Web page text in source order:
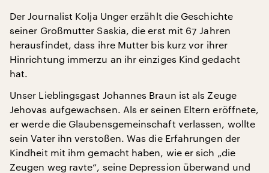
Der Journalist Kolja Unger erzählt die Geschichte
seiner Großmutter Saskia, die erst mit 67 Jahren
herausfindet, dass ihre Mutter bis kurz vor ihrer
Hinrichtung immerzu an ihr einziges Kind gedacht
hat.
Unser Lieblingsgast Johannes Braun ist als Zeuge
Jehovas aufgewachsen. Als er seinen Eltern eröffnete,
er werde die Glaubensgemeinschaft verlassen, wollte
sein Vater ihn verstoßen. Was die Erfahrungen der
Kindheit mit ihm gemacht haben, wie er sich „die
Zeugen weg ravte“, seine Depression überwand und